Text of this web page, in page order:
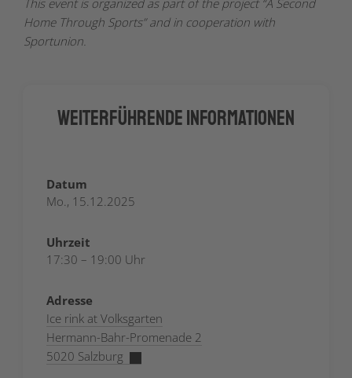
This event is organized as part of the project “A Second
Home Through Sports” and in cooperation with
Sportunion.
Weiterführende Informationen
Datum
Mo., 15.12.2025
Uhrzeit
17:30 – 19:00 Uhr
Adresse
Ice rink at Volksgarten
Hermann-Bahr-Promenade 2
5020 Salzburg